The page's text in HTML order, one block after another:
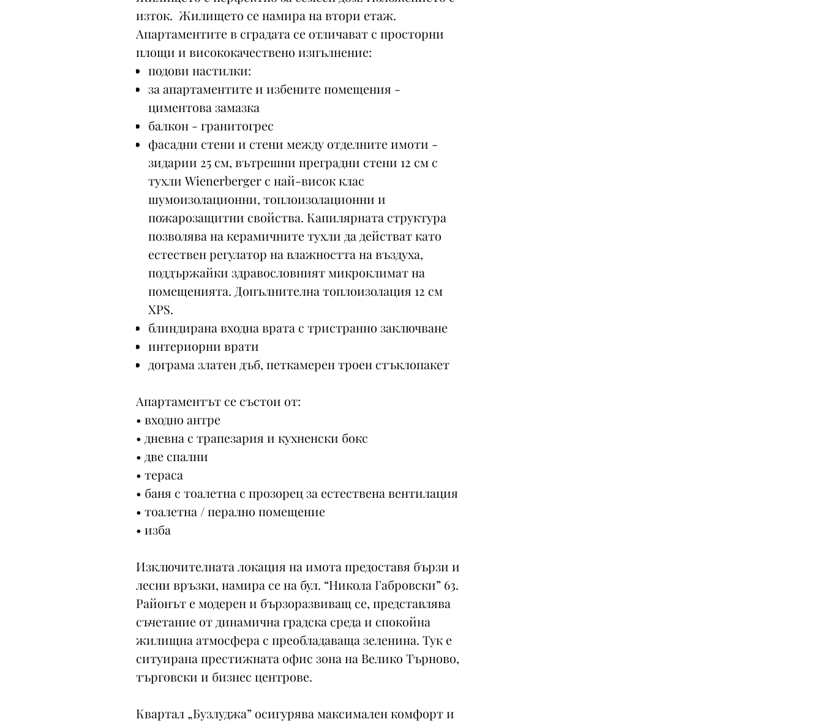
изток. Жилището се намира на втори етаж.
Апартаментите в сградата се отличават с просторни
площи и висококачествено изпълнение:
подови настилки:
за апартаментите и избените помещения -
циментова замазка
балкон - гранитогрес
фасадни стени и стени между отделните имоти -
зидарии 25 см, вътрешни преградни стени 12 см с
тухли Wienerberger с най-висок клас
шумоизолационни, топлоизолационни и
пожарозащитни свойства. Капилярната структура
позволява на керамичните тухли да действат като
естествен регулатор на влажността на въздуха,
поддържайки здравословният микроклимат на
помещенията. Допълнителна топлоизолация 12 см
XPS.
блиндирана входна врата с тристранно заключване
интериорни врати
дограма златен дъб, петкамерен троен стъклопакет
Апартаментът се състои от:
• входно антре
• дневна с трапезария и кухненски бокс
• две спални
• тераса
• баня с тоалетна с прозорец за естествена вентилация
• тоалетна / перално помещение
• изба
Изключителната локация на имота предоставя бързи и
лесни връзки, намира се на бул. “Никола Габровски” 63.
Районът е модерен и бързоразвиващ се, представлява
съчетание от динамична градска среда и спокойна
жилищна атмосфера с преобладаваща зеленина. Тук е
ситуирана престижната офис зона на Велико Търново,
търговски и бизнес центрове.
Квартал „Бузлуджа” осигурява максимален комфорт и